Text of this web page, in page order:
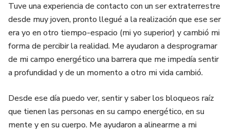
Tuve una experiencia de contacto con un ser extraterrestre
desde muy joven, pronto llegué a la realización que ese ser
era yo en otro tiempo-espacio (mi yo superior) y cambió mi
forma de percibir la realidad. Me ayudaron a desprogramar
de mi campo energético una barrera que me impedía sentir
a profundidad y de un momento a otro mi vida cambió.
Desde ese día puedo ver, sentir y saber los bloqueos raíz
que tienen las personas en su campo energético, en su
mente y en su cuerpo. Me ayudaron a alinearme a mi